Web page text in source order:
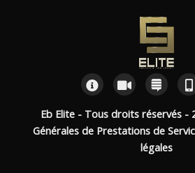
Eb Elite - Tous droits réservés -
Générales de Prestations de
légales